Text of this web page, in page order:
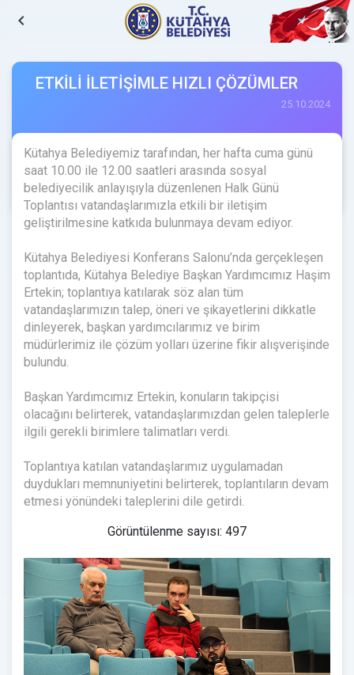
navigate_before
ETKİLİ İLETİŞİMLE HIZLI ÇÖZÜMLER
25.10.2024
Kütahya Belediyemiz tarafından, her hafta cuma günü
saat 10.00 ile 12.00 saatleri arasında sosyal
belediyecilik anlayışıyla düzenlenen Halk Günü
Toplantısı vatandaşlarımızla etkili bir iletişim
geliştirilmesine katkıda bulunmaya devam ediyor.
Kütahya Belediyesi Konferans Salonu’nda gerçekleşen
toplantıda, Kütahya Belediye Başkan Yardımcımız Haşim
Ertekin; toplantıya katılarak söz alan tüm
vatandaşlarımızın talep, öneri ve şikayetlerini dikkatle
dinleyerek, başkan yardımcılarımız ve birim
müdürlerimiz ile çözüm yolları üzerine fikir alışverişinde
bulundu.
Başkan Yardımcımız Ertekin, konuların takipçisi
olacağını belirterek, vatandaşlarımızdan gelen taleplerle
ilgili gerekli birimlere talimatları verdi.
Toplantıya katılan vatandaşlarımız uygulamadan
duydukları memnuniyetini belirterek, toplantıların devam
etmesi yönündeki taleplerini dile getirdi.
Görüntülenme sayısı: 497